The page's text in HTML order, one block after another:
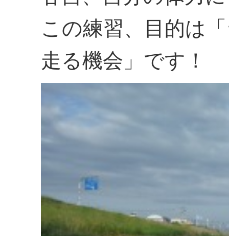
この練習、目的は
走る機会」です！